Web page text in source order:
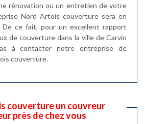
rénovation ou un entretien de votre
Nord Artois couverture sera en
De ce fait, pour un excellent rapport
de couverture dans la ville de Carvin
à contacter notre entreprise de
couverture.
couverture un couvreur
près de chez vous